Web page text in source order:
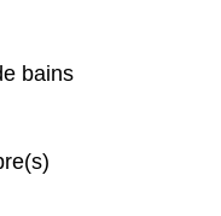
bains